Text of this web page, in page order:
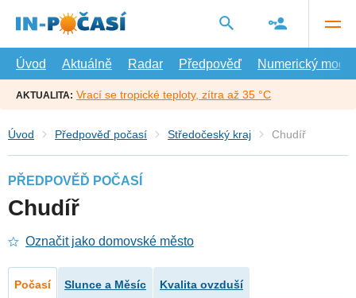
hlavní
Úvod
Aktuálně Radar Předpověď Numerický model
AKTUALITA: Vrací se tropické teploty, zítra až 35 °C
Úvod Předpověď počasí Středočeský kraj Chudíř
PŘEDPOVĚĎ POČASÍ
Chudíř
Označit jako domovské město
Počasí Slunce a Měsíc Kvalita ovzduší